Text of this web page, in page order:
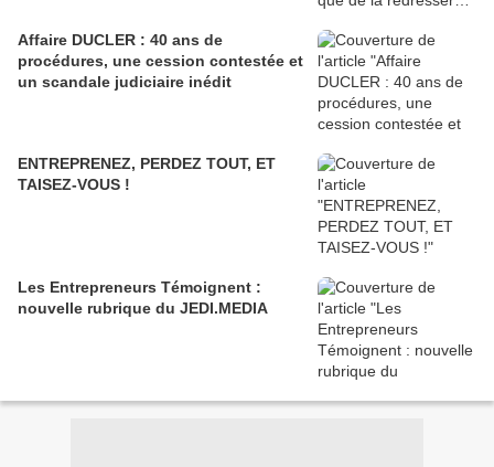
Affaire DUCLER : 40 ans de
procédures, une cession contestée et
un scandale judiciaire inédit
ENTREPRENEZ, PERDEZ TOUT, ET
TAISEZ-VOUS !
Les Entrepreneurs Témoignent :
nouvelle rubrique du JEDI.MEDIA